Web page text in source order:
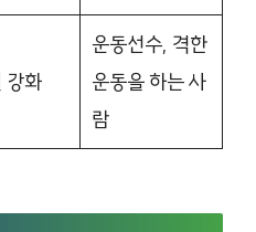
강화
운동선수, 격한
운동을 하는 사
람